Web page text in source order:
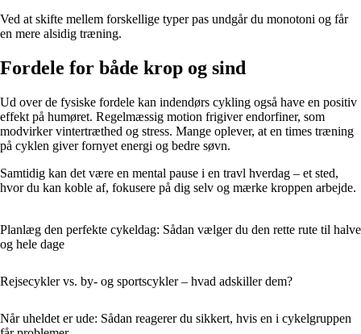
Ved at skifte mellem forskellige typer pas undgår du monotoni og får
en mere alsidig træning.
Fordele for både krop og sind
Ud over de fysiske fordele kan indendørs cykling også have en positiv
effekt på humøret. Regelmæssig motion frigiver endorfiner, som
modvirker vintertræthed og stress. Mange oplever, at en times træning
på cyklen giver fornyet energi og bedre søvn.
Samtidig kan det være en mental pause i en travl hverdag – et sted,
hvor du kan koble af, fokusere på dig selv og mærke kroppen arbejde.
Planlæg den perfekte cykeldag: Sådan vælger du den rette rute til halve
og hele dage
Rejsecykler vs. by- og sportscykler – hvad adskiller dem?
Når uheldet er ude: Sådan reagerer du sikkert, hvis en i cykelgruppen